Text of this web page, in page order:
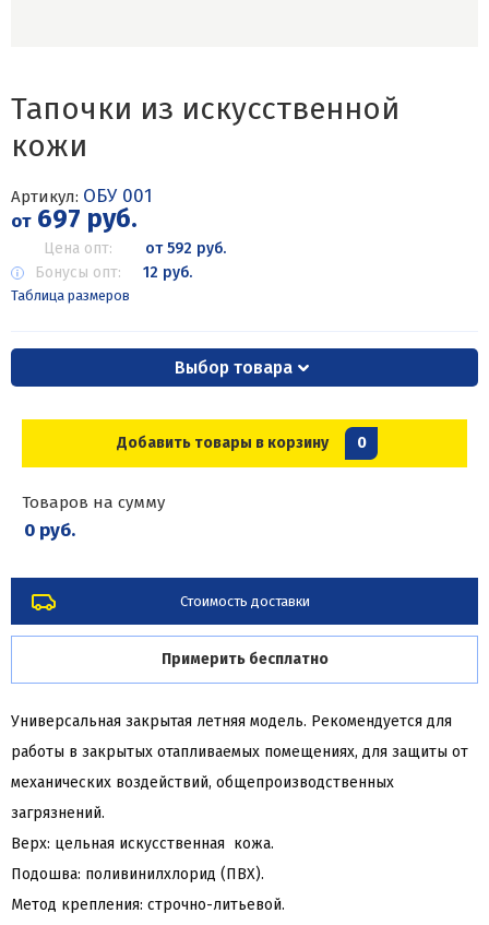
Тапочки из искусственной
кожи
Артикул: ОБУ 001
от697 руб.
Цена опт:
от 592 руб.
Бонусы опт:
12 руб.
Таблица размеров
Выбор товара
Добавить товары в корзину 0
Товаров на сумму
0 руб.
Стоимость доставки
Примерить бесплатно
Универсальная закрытая летняя модель. Рекомендуется для
работы в закрытых отапливаемых помещениях, для защиты от
механических воздействий, общепроизводственных
загрязнений.
Верх: цельная искусственная кожа.
Подошва: поливинилхлорид (ПВХ).
Метод крепления: строчно-литьевой.